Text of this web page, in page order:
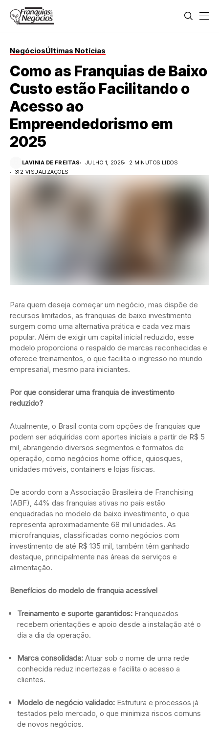
NegóciosÚltimas Notícias
Como as Franquias de Baixo
Custo estão Facilitando o
Acesso ao
Empreendedorismo em
2025
LAVINIA DE FREITAS JULHO 1, 2025
2 MINUTOS LIDOS
312 VISUALIZAÇÕES
Para quem deseja começar um negócio, mas dispõe de
recursos limitados, as franquias de baixo investimento
surgem como uma alternativa prática e cada vez mais
popular. Além de exigir um capital inicial reduzido, esse
modelo proporciona o respaldo de marcas reconhecidas e
oferece treinamentos, o que facilita o ingresso no mundo
empresarial, mesmo para iniciantes.
Por que considerar uma franquia de investimento
reduzido?
Atualmente, o Brasil conta com opções de franquias que
podem ser adquiridas com aportes iniciais a partir de R$ 5
mil, abrangendo diversos segmentos e formatos de
operação, como negócios home office, quiosques,
unidades móveis, containers e lojas físicas.
De acordo com a Associação Brasileira de Franchising
(ABF), 44% das franquias ativas no país estão
enquadradas no modelo de baixo investimento, o que
representa aproximadamente 68 mil unidades. As
microfranquias, classificadas como negócios com
investimento de até R$ 135 mil, também têm ganhado
destaque, principalmente nas áreas de serviços e
alimentação.
Benefícios do modelo de franquia acessível
Treinamento e suporte garantidos: Franqueados
recebem orientações e apoio desde a instalação até o
dia a dia da operação.
Marca consolidada: Atuar sob o nome de uma rede
conhecida reduz incertezas e facilita o acesso a
clientes.
Modelo de negócio validado: Estrutura e processos já
testados pelo mercado, o que minimiza riscos comuns
de novos negócios.